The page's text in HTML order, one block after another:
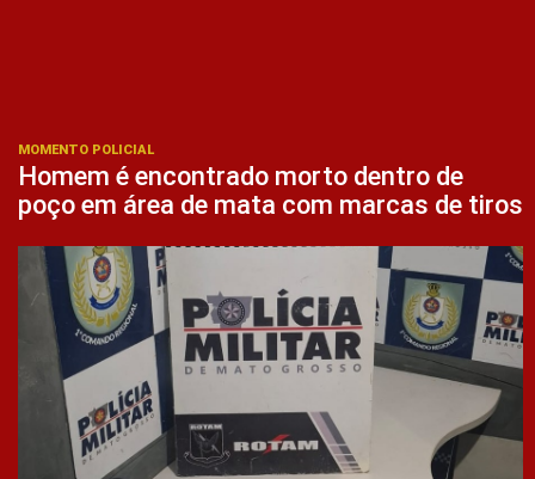
MOMENTO POLICIAL
Homem é encontrado morto dentro de
poço em área de mata com marcas de tiros